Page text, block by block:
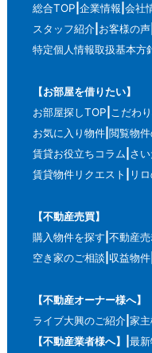
総合TOP 企業情報 会社
スタッフ紹介 お客様の声
特定個人情報取扱基本方
【お部屋を借りたい】
お部屋探しTOP こだわ
お気に入り物件 閲覧物
賃貸お役立ちコラム さ
賃貸物件リクエスト
リ
【不動産売買】
購入物件を探す 不動産売
空き家のご相談 収益物件
【不動産オーナー様へ】
ライブ大興のご紹介 家
【不動産業者様へ】
最